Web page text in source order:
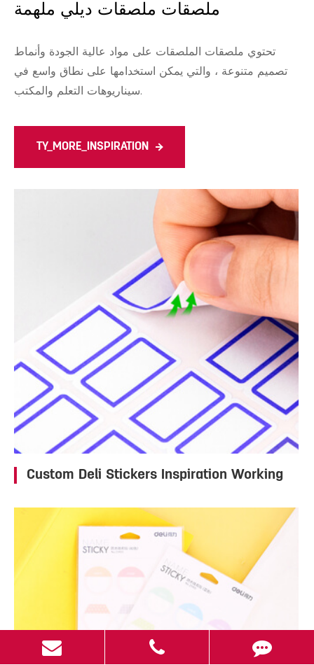
ملصقات ملصقات ديلي ملهمة
تحتوي ملصقات الملصقات على مواد عالية الجودة وأنماط
تصميم متنوعة ، والتي يمكن استخدامها على نطاق واسع في
سيناريوهات التعلم والمكتب.
TY_MORE_INSPIRATION
Custom Deli Stickers Inspiration Working